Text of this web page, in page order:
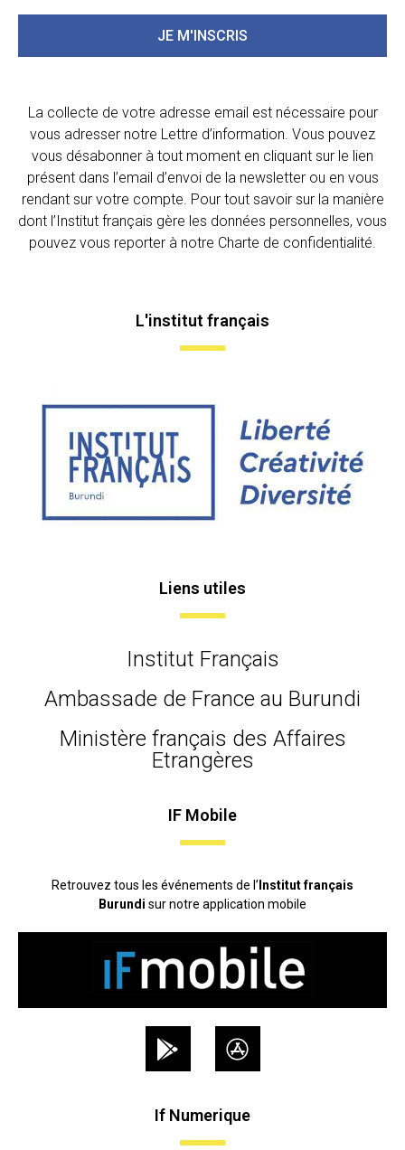
JE M'INSCRIS
La collecte de votre adresse email est nécessaire pour
vous adresser notre Lettre d’information. Vous pouvez
vous désabonner à tout moment en cliquant sur le lien
présent dans l’email d’envoi de la newsletter ou en vous
rendant sur votre compte. Pour tout savoir sur la manière
dont l’Institut français gère les données personnelles, vous
pouvez vous reporter à notre Charte de confidentialité.
L'institut français
Liens utiles
Institut Français
Ambassade de France au Burundi
Ministère français des Affaires
Etrangères
IF Mobile
Retrouvez tous les événements de l’ Institut français
Burundi sur notre application mobile
If Numerique